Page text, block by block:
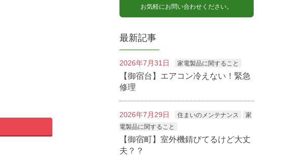
お気軽にお問い合わせください。
最新記事
2026年7月31日 家電製品に関すること
【御宿台】エアコン冷えない！緊急
修理
2026年7月29日 住まいのメンテナンス
家
電製品に関すること
【御宿町】室外機錆びてるけど大丈
夫？？